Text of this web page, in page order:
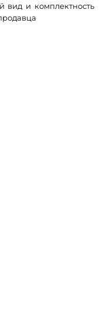
вид и комплектность